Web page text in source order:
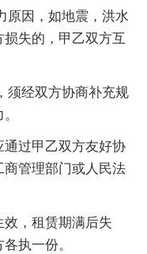
原因，如地震，洪水
失的，甲乙双方互
须经双方协商补充规
过甲乙双方友好协
管理部门或人民法
，租赁期满后失
执一份。